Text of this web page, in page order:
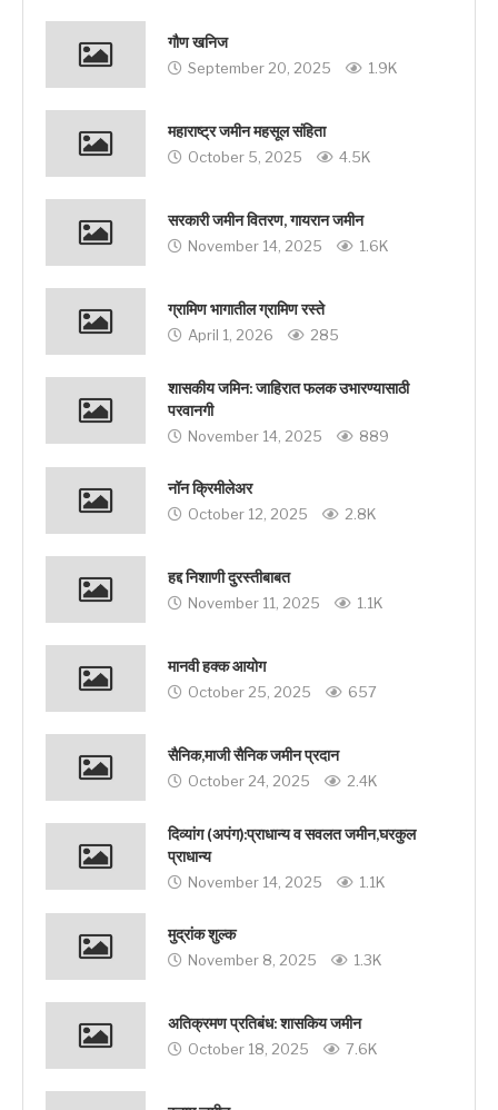
गौण खनिज
September 20, 2025 1.9K
महाराष्ट्र जमीन महसूल संहिता
October 5, 2025 4.5K
सरकारी जमीन वितरण, गायरान जमीन
November 14, 2025 1.6K
ग्रामिण भागातील ग्रामिण रस्‍ते
April 1, 2026 285
शासकीय जमिन: जाहिरात फलक उभारण्यासाठी
परवानगी
November 14, 2025 889
नॉन क्रिमीलेअर
October 12, 2025 2.8K
हद्द निशाणी दुरस्‍तीबाबत
November 11, 2025 1.1K
मानवी हक्‍क आयोग
October 25, 2025 657
सैनिक,माजी सैनिक जमीन प्रदान
October 24, 2025 2.4K
दिव्यांग (अपंग):प्राधान्य व सवलत जमीन,घरकुल
प्राधान्य
November 14, 2025 1.1K
मुद्रांक शुल्क
November 8, 2025 1.3K
अतिक्रमण प्रतिबंध: शासकिय जमीन
October 18, 2025 7.6K